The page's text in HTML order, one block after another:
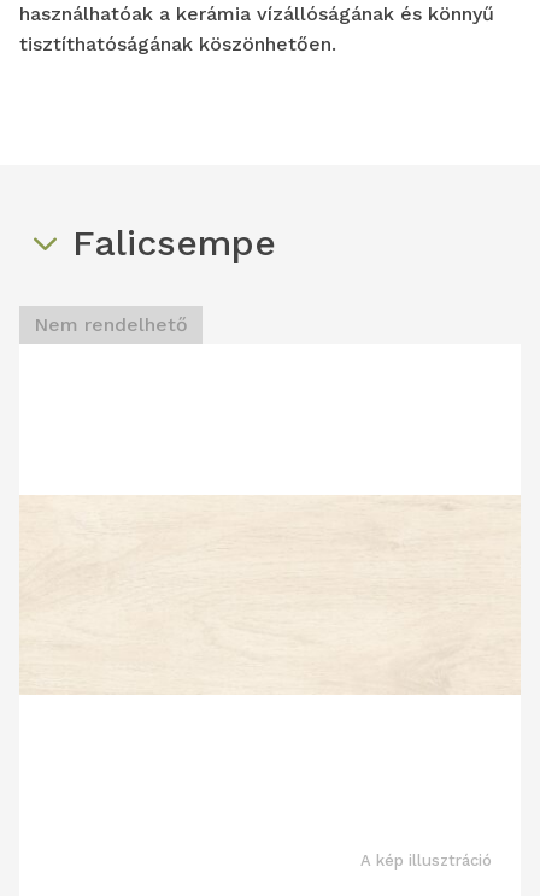
használhatóak a kerámia vízállóságának és könnyű
tisztíthatóságának köszönhetően.
Falicsempe
Nem rendelhető
A kép illusztráció